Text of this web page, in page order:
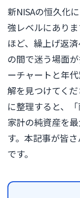
新NISAの恒久化
強レベルにあり
ほど、繰上げ返
の間で迷う場面
ーチャートと年
解を見つけてく
に整理すると、
家計の純資産を
す。本記事が皆
です。